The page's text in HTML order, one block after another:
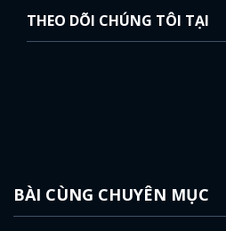
THEO DÕI CHÚNG TÔI TẠI
BÀI CÙNG CHUYÊN MỤC